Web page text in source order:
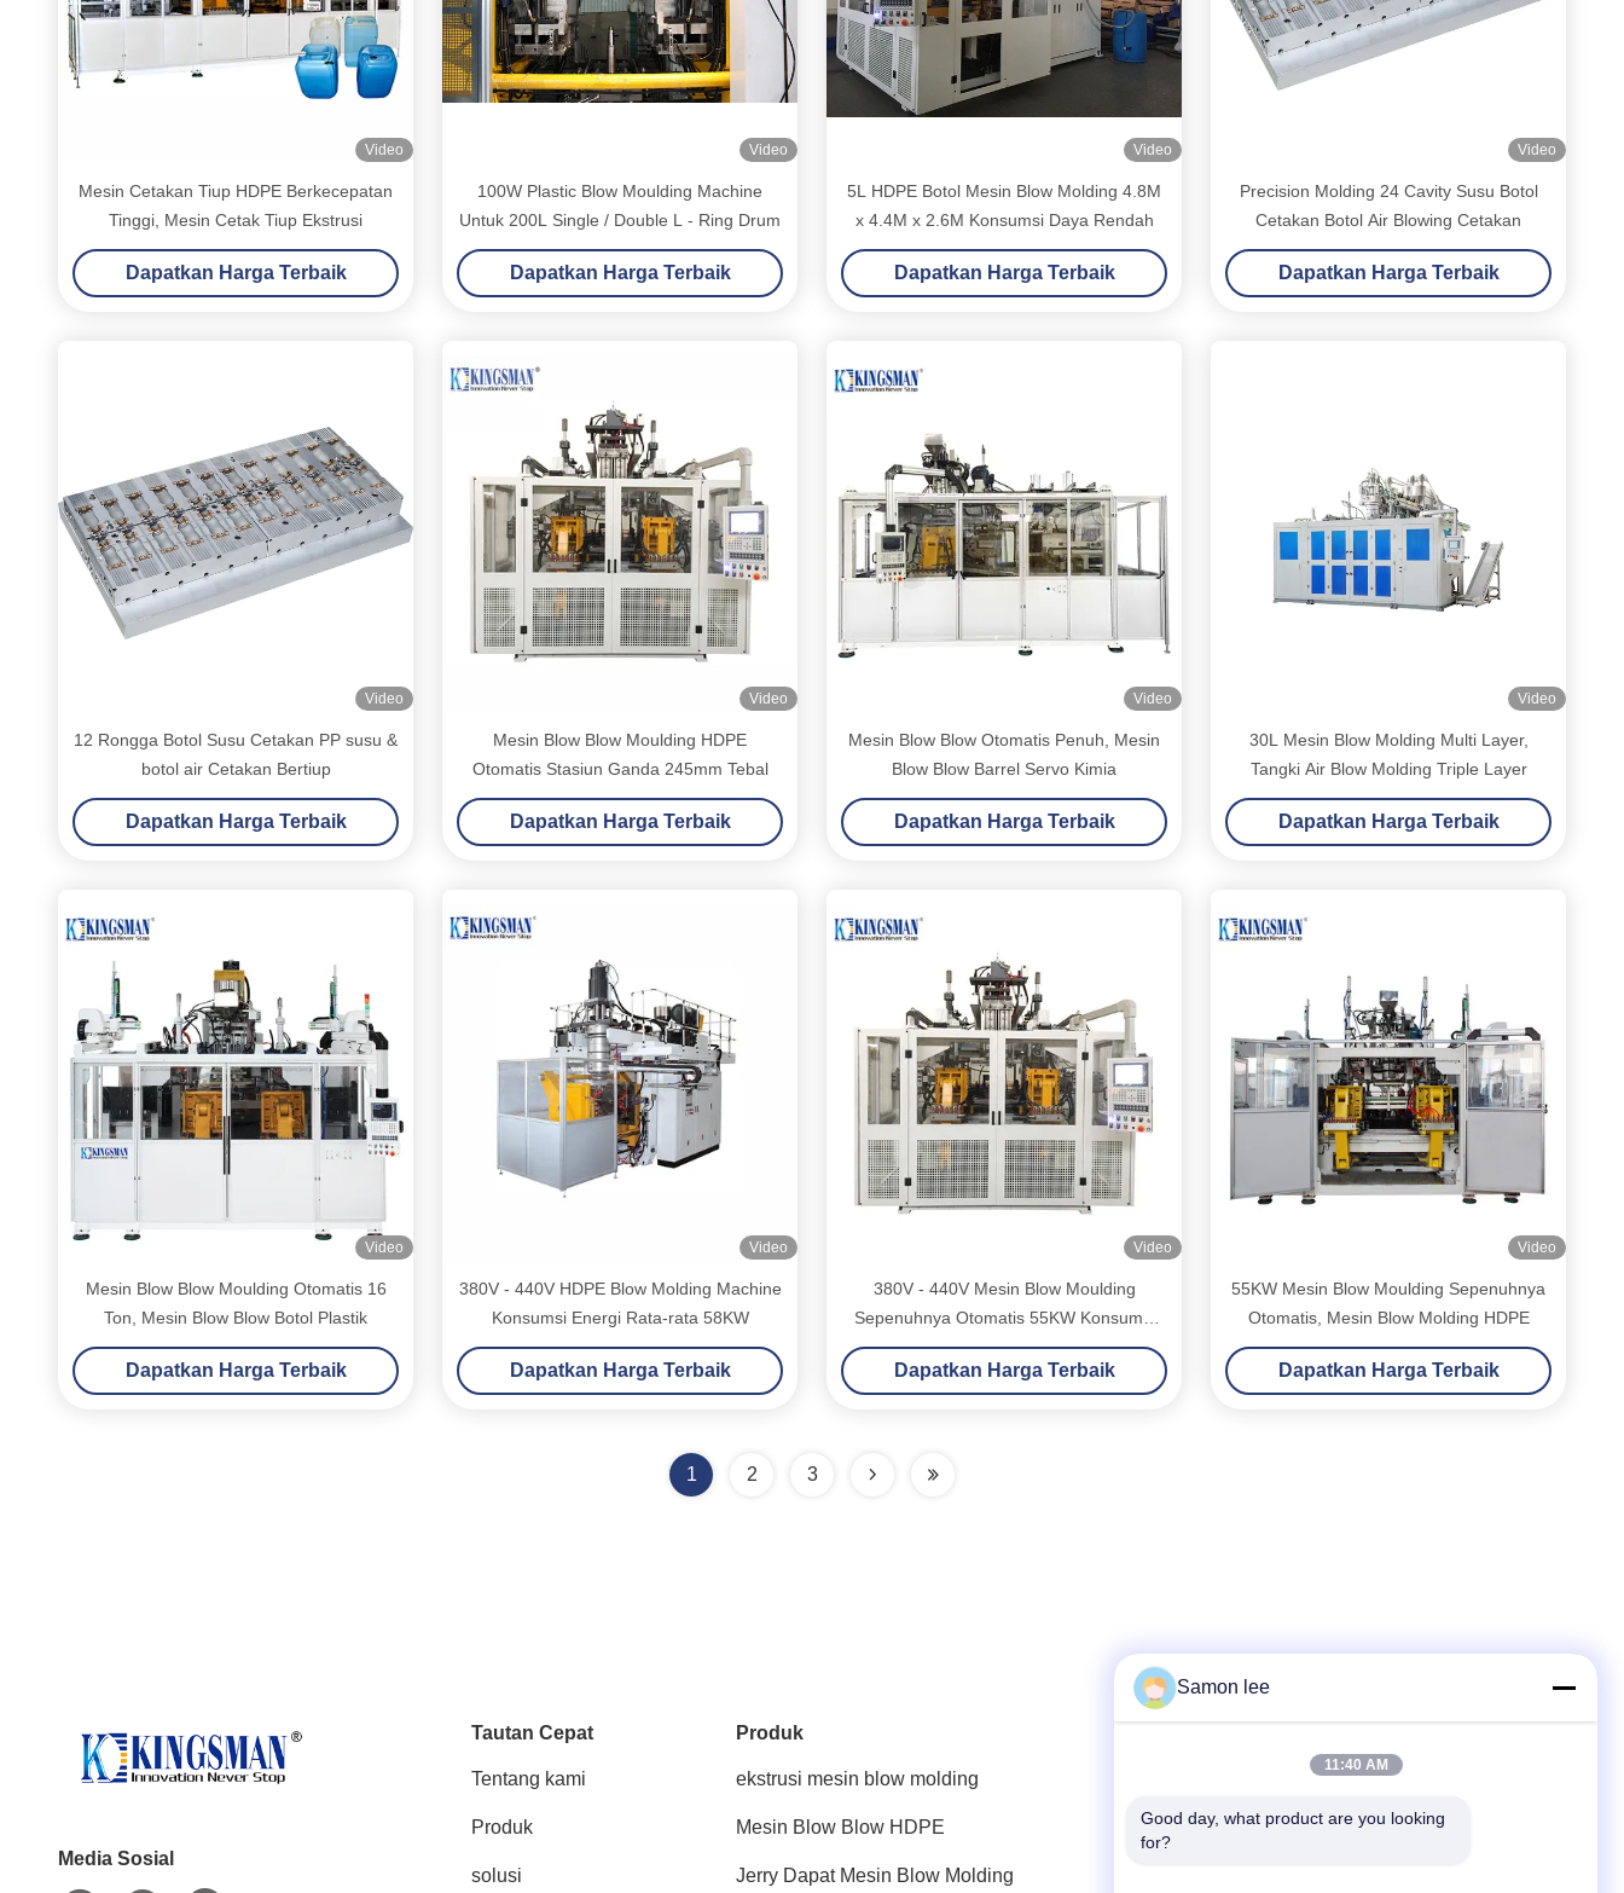
Video
Mesin Cetakan Tiup HDPE Berkecepatan
Tinggi, Mesin Cetak Tiup Ekstrusi
Dapatkan Harga Terbaik
Video
100W Plastic Blow Moulding Machine
Untuk 200L Single / Double L - Ring Drum
Dapatkan Harga Terbaik
Video
5L HDPE Botol Mesin Blow Molding 4.8M
x 4.4M x 2.6M Konsumsi Daya Rendah
Dapatkan Harga Terbaik
Video
Precision Molding 24 Cavity Susu Botol
Cetakan Botol Air Blowing Cetakan
Dapatkan Harga Terbaik
Video
12 Rongga Botol Susu Cetakan PP susu &
botol air Cetakan Bertiup
Dapatkan Harga Terbaik
Video
Mesin Blow Blow Moulding HDPE
Otomatis Stasiun Ganda 245mm Tebal
Dapatkan Harga Terbaik
Video
Mesin Blow Blow Otomatis Penuh, Mesin
Blow Blow Barrel Servo Kimia
Dapatkan Harga Terbaik
Video
30L Mesin Blow Molding Multi Layer,
Tangki Air Blow Molding Triple Layer
Dapatkan Harga Terbaik
Video
Mesin Blow Blow Moulding Otomatis 16
Ton, Mesin Blow Blow Botol Plastik
Dapatkan Harga Terbaik
Video
380V - 440V HDPE Blow Molding Machine
Konsumsi Energi Rata-rata 58KW
Dapatkan Harga Terbaik
Video
380V - 440V Mesin Blow Moulding
Sepenuhnya Otomatis 55KW Konsumsi
Daya Rendah
Dapatkan Harga Terbaik
Video
55KW Mesin Blow Moulding Sepenuhnya
Otomatis, Mesin Blow Molding HDPE
Dapatkan Harga Terbaik
1 2 3
Media Sosial
Tautan Cepat
Tentang kami
Produk
solusi
Produk
ekstrusi mesin blow molding
Mesin Blow Blow HDPE
Jerry Dapat Mesin Blow Molding
86--13921962414
Samon lee
11:40 AM
Good day, what product are you looking
for?